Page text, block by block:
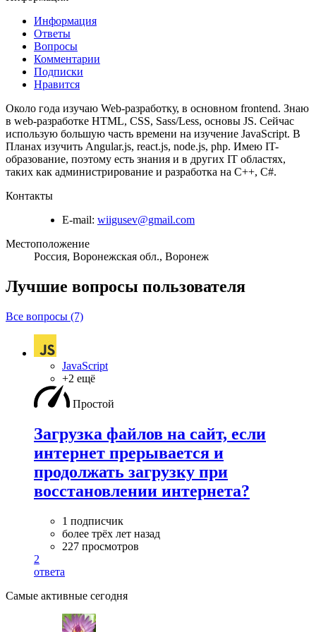
Информация
Ответы
Вопросы
Комментарии
Подписки
Нравится
Около года изучаю Web-разработку, в основном frontend. Знаю
в web-разработке HTML, CSS, Sass/Less, основы JS. Сейчас
использую большую часть времени на изучение JavaScript. В
Планах изучить Angular.js, react.js, node.js, php. Имею IT-
образование, поэтому есть знания и в других IT областях,
таких как администрирование и разработка на С++, С#.
Контакты
E-mail: wiigusev@gmail.com
Местоположение
Россия, Воронежская обл., Воронеж
Лучшие вопросы пользователя
Все вопросы (7)
JavaScript
+2 ещё
Простой
Загрузка файлов на сайт, если
интернет прерывается и
продолжать загрузку при
восстановлении интернета?
1 подписчик
более трёх лет назад
227 просмотров
2
ответа
Самые активные сегодня